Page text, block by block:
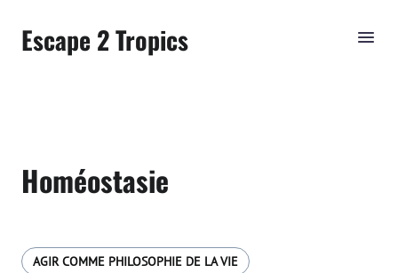
Escape 2 Tropics
Homéostasie
AGIR COMME PHILOSOPHIE DE LA VIE